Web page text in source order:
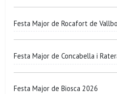
Festa Major de Rocafort de
Festa Major de Concabella i
Festa Major de Biosca 2026